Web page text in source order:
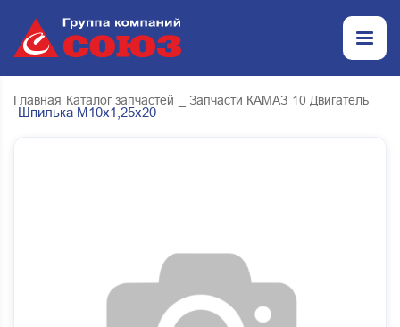
Главная Каталог запчастей _ Запчасти КАМАЗ 10 Двигатель
Шпилька М10х1,25х20